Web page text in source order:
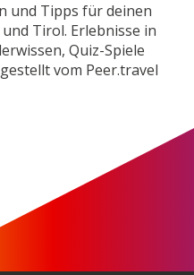
und Tipps für deinen
Tirol. Erlebnisse in
Quiz-Spiele
vom Peer.travel